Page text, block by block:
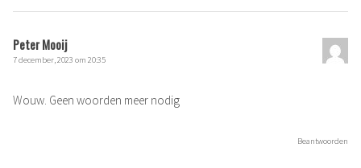
Peter Mooij
7 december, 2023 om 20:35
Wouw. Geen woorden meer nodig
Beantwoorden